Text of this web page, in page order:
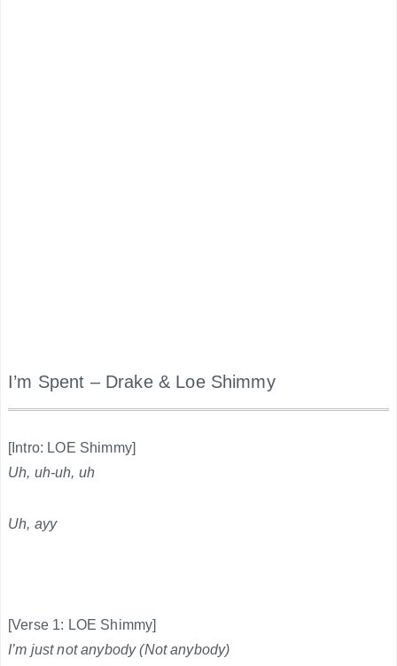
I’m Spent – Drake & Loe Shimmy
[Intro: LOE Shimmy]
Uh, uh-uh, uh
Uh, ayy
[Verse 1: LOE Shimmy]
I’m just not anybody (Not anybody)